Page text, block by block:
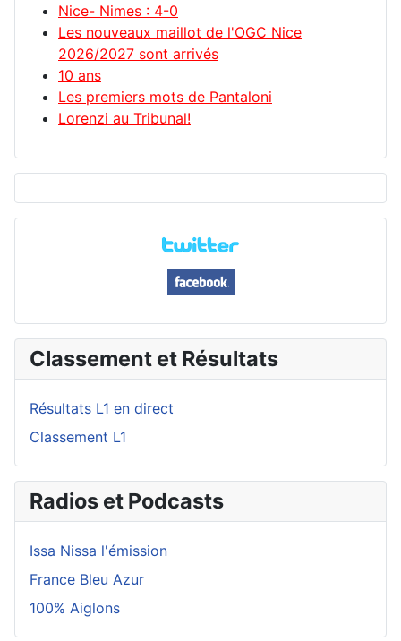
Nice- Nimes : 4-0
Les nouveaux maillot de l'OGC Nice
2026/2027 sont arrivés
10 ans
Les premiers mots de Pantaloni
Lorenzi au Tribunal!
Classement et Résultats
Résultats L1 en direct
Classement L1
Radios et Podcasts
Issa Nissa l'émission
France Bleu Azur
100% Aiglons